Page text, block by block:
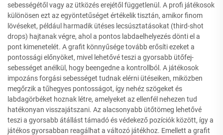
sebességétől vagy az ütközés erejétől függetlenül. A profi játékosok
különösen ezt az egyöntetűséget értékelik tisztán, amikor finom
lövéseket, például harmadik ütéses lecsúsztatásokat (third-shot
drops) hajtanak végre, ahol a pontos labdaelhelyezés dönti el a
pont kimenetelét. A grafit könnyűsége tovább erősíti ezeket a
pontossági előnyöket, mivel lehetővé teszi a gyorsabb ütőfej-
sebességet anélkül, hogy beengedne a kontrollból. A játékosok
impozáns forgási sebességet tudnak elérni ütéseiken, miközben
megőrzik a tűhegyes pontosságot, így nehéz szögeket és
labdagörbéket hoznak létre, amelyeket az ellenfél nehezen tud
hatékonyan visszajátszani. Az alacsonyabb ütőtömeg lehetővé
teszi a gyorsabb átállást támadó és védekező pozíciók között, így a
játékos gyorsabban reagálhat a változó játékhoz. Emellett a grafit